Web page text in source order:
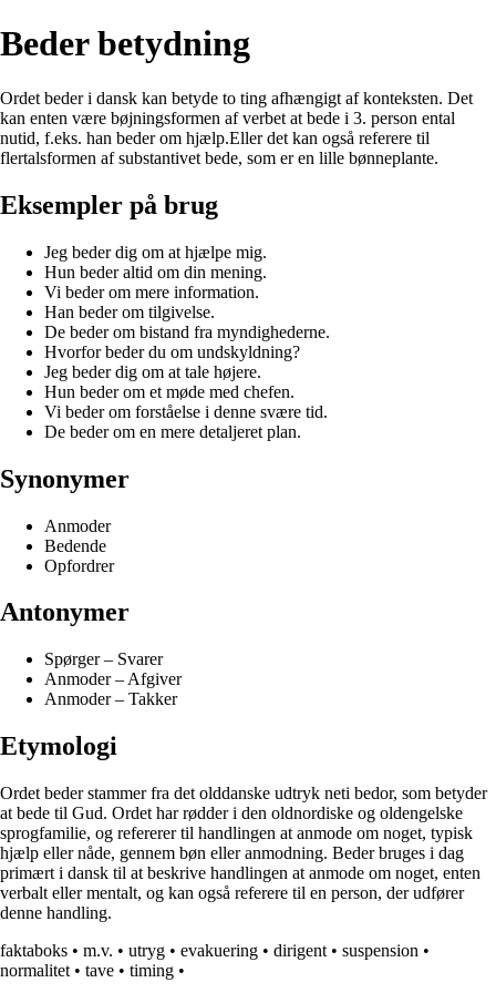
Beder betydning
Ordet beder i dansk kan betyde to ting afhængigt af konteksten. Det
kan enten være bøjningsformen af verbet at bede i 3. person ental
nutid, f.eks. han beder om hjælp.Eller det kan også referere til
flertalsformen af substantivet bede, som er en lille bønneplante.
Eksempler på brug
Jeg beder dig om at hjælpe mig.
Hun beder altid om din mening.
Vi beder om mere information.
Han beder om tilgivelse.
De beder om bistand fra myndighederne.
Hvorfor beder du om undskyldning?
Jeg beder dig om at tale højere.
Hun beder om et møde med chefen.
Vi beder om forståelse i denne svære tid.
De beder om en mere detaljeret plan.
Synonymer
Anmoder
Bedende
Opfordrer
Antonymer
Spørger – Svarer
Anmoder – Afgiver
Anmoder – Takker
Etymologi
Ordet beder stammer fra det olddanske udtryk neti bedor, som betyder
at bede til Gud. Ordet har rødder i den oldnordiske og oldengelske
sprogfamilie, og refererer til handlingen at anmode om noget, typisk
hjælp eller nåde, gennem bøn eller anmodning. Beder bruges i dag
primært i dansk til at beskrive handlingen at anmode om noget, enten
verbalt eller mentalt, og kan også referere til en person, der udfører
denne handling.
faktaboks • m.v. • utryg • evakuering • dirigent • suspension •
normalitet • tave • timing •